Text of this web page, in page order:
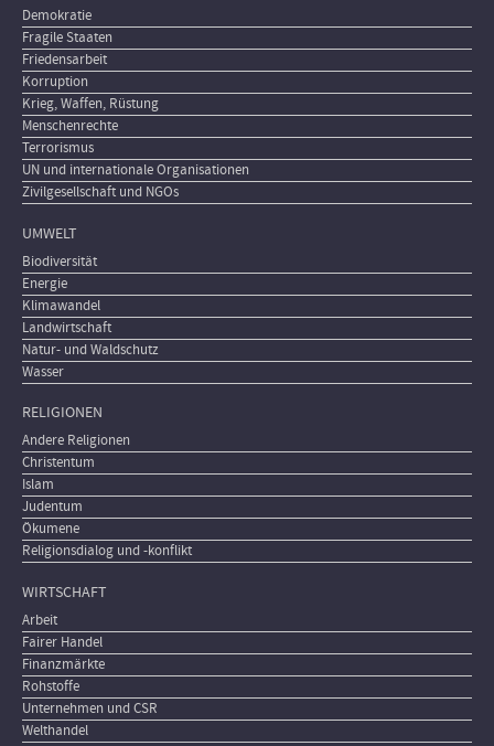
Demokratie
Fragile Staaten
Friedensarbeit
Korruption
Krieg, Waffen, Rüstung
Menschenrechte
Terrorismus
UN und internationale Organisationen
Zivilgesellschaft und NGOs
UMWELT
Biodiversität
Energie
Klimawandel
Landwirtschaft
Natur- und Waldschutz
Wasser
RELIGIONEN
Andere Religionen
Christentum
Islam
Judentum
Ökumene
Religionsdialog und -konflikt
WIRTSCHAFT
Arbeit
Fairer Handel
Finanzmärkte
Rohstoffe
Unternehmen und CSR
Welthandel